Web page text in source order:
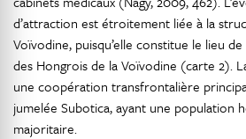
d’attraction est étroitement liée à la
Voïvodine, puisqu’elle constitue le lieu
des Hongrois de la Voïvodine (carte 2).
une coopération transfrontalière
jumelée Subotica, ayant une population
majoritaire.